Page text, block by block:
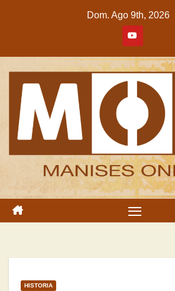
Dom. Ago 9th, 2026
HISTORIA